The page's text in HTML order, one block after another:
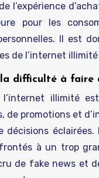
pour les
Il est
de l’internet
difficulté à faire
illimité
de promotions et
à un trop
de fake news